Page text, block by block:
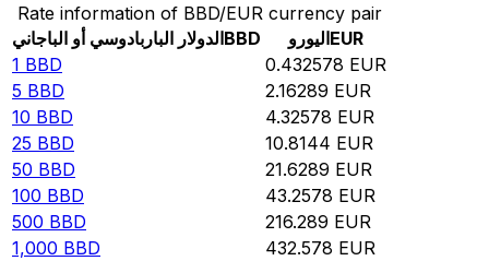
Rate information of BBD/EUR currency pair
الدولار الباربادوسي أو الباجانيBBD اليوروEUR
1 BBD 0.432578 EUR
5 BBD 2.16289 EUR
10 BBD 4.32578 EUR
25 BBD 10.8144 EUR
50 BBD 21.6289 EUR
100 BBD 43.2578 EUR
500 BBD 216.289 EUR
1,000 BBD 432.578 EUR